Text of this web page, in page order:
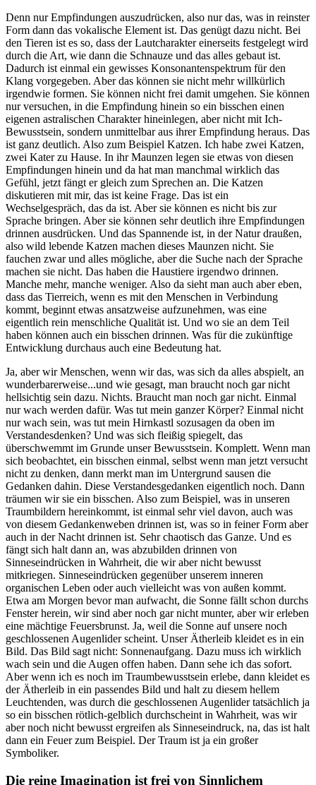
Denn nur Empfindungen auszudrücken, also nur das, was in reinster
Form dann das vokalische Element ist. Das genügt dazu nicht. Bei
den Tieren ist es so, dass der Lautcharakter einerseits festgelegt wird
durch die Art, wie dann die Schnauze und das alles gebaut ist.
Dadurch ist einmal ein gewisses Konsonantenspektrum für den
Klang vorgegeben. Aber das können sie nicht mehr willkürlich
irgendwie formen. Sie können nicht frei damit umgehen. Sie können
nur versuchen, in die Empfindung hinein so ein bisschen einen
eigenen astralischen Charakter hineinlegen, aber nicht mit Ich-
Bewusstsein, sondern unmittelbar aus ihrer Empfindung heraus. Das
ist ganz deutlich. Also zum Beispiel Katzen. Ich habe zwei Katzen,
zwei Kater zu Hause. In ihr Maunzen legen sie etwas von diesen
Empfindungen hinein und da hat man manchmal wirklich das
Gefühl, jetzt fängt er gleich zum Sprechen an. Die Katzen
diskutieren mit mir, das ist keine Frage. Das ist ein
Wechselgespräch, das da ist. Aber sie können es nicht bis zur
Sprache bringen. Aber sie können sehr deutlich ihre Empfindungen
drinnen ausdrücken. Und das Spannende ist, in der Natur draußen,
also wild lebende Katzen machen dieses Maunzen nicht. Sie
fauchen zwar und alles mögliche, aber die Suche nach der Sprache
machen sie nicht. Das haben die Haustiere irgendwo drinnen.
Manche mehr, manche weniger. Also da sieht man auch aber eben,
dass das Tierreich, wenn es mit den Menschen in Verbindung
kommt, beginnt etwas ansatzweise aufzunehmen, was eine
eigentlich rein menschliche Qualität ist. Und wo sie an dem Teil
haben können auch ein bisschen drinnen. Was für die zukünftige
Entwicklung durchaus auch eine Bedeutung hat.
Ja, aber wir Menschen, wenn wir das, was sich da alles abspielt, an
wunderbarerweise...und wie gesagt, man braucht noch gar nicht
hellsichtig sein dazu. Nichts. Braucht man noch gar nicht. Einmal
nur wach werden dafür. Was tut mein ganzer Körper? Einmal nicht
nur wach sein, was tut mein Hirnkastl sozusagen da oben im
Verstandesdenken? Und was sich fleißig spiegelt, das
überschwemmt im Grunde unser Bewusstsein. Komplett. Wenn man
sich beobachtet, ein bisschen einmal, selbst wenn man jetzt versucht
nicht zu denken, dann merkt man im Untergrund sausen die
Gedanken dahin. Diese Verstandesgedanken eigentlich noch. Dann
träumen wir sie ein bisschen. Also zum Beispiel, was in unseren
Traumbildern hereinkommt, ist einmal sehr viel davon, auch was
von diesem Gedankenweben drinnen ist, was so in feiner Form aber
auch in der Nacht drinnen ist. Sehr chaotisch das Ganze. Und es
fängt sich halt dann an, was abzubilden drinnen von
Sinneseindrücken in Wahrheit, die wir aber nicht bewusst
mitkriegen. Sinneseindrücken gegenüber unserem inneren
organischen Leben oder auch vielleicht was von außen kommt.
Etwa am Morgen bevor man aufwacht, die Sonne fällt schon durchs
Fenster herein, wir sind aber noch gar nicht munter, aber wir erleben
eine mächtige Feuersbrunst. Ja, weil die Sonne auf unsere noch
geschlossenen Augenlider scheint. Unser Ätherleib kleidet es in ein
Bild. Das Bild sagt nicht: Sonnenaufgang. Dazu muss ich wirklich
wach sein und die Augen offen haben. Dann sehe ich das sofort.
Aber wenn ich es noch im Traumbewusstsein erlebe, dann kleidet es
der Ätherleib in ein passendes Bild und halt zu diesem hellem
Leuchtenden, was durch die geschlossenen Augenlider tatsächlich ja
so ein bisschen rötlich-gelblich durchscheint in Wahrheit, was wir
aber noch nicht bewusst ergreifen als Sinneseindruck, na, das ist halt
dann ein Feuer zum Beispiel. Der Traum ist ja ein großer
Symboliker.
Die reine Imagination ist frei von Sinnlichem